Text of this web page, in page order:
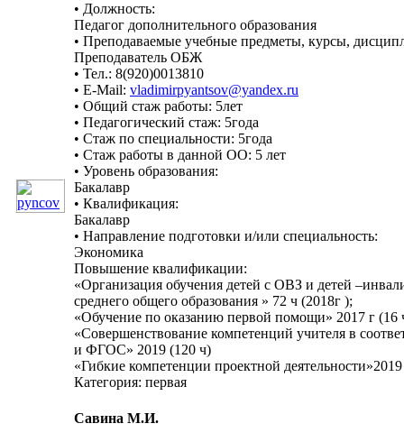
• Должность:
Педагог дополнительного образования
• Преподаваемые учебные предметы, курсы,
Преподаватель ОБЖ
• Тел.: 8(920)0013810
• E-Mail: vladimirpyantsov@yandex.ru
• Общий стаж работы: 5лет
• Педагогический стаж: 5года
• Стаж по специальности: 5года
• Стаж работы в данной ОО: 5 лет
• Уровень образования:
Бакалавр
• Квалификация:
Бакалавр
• Направление подготовки и/или специальность:
Экономика
Повышение квалификации:
«Организация обучения детей с ОВЗ и детей
среднего общего образования » 72 ч (2018г );
«Обучение по оказанию первой помощи» 2017 г (16
«Совершенствование компетенций учителя в
и ФГОС» 2019 (120 ч)
«Гибкие компетенции проектной
Категория: первая
Савина М.И.